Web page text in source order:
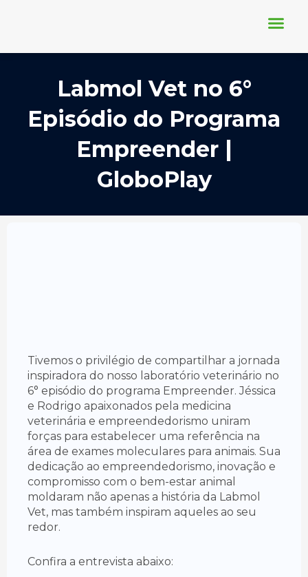
conteúdo
Labmol Vet no 6°
Episódio do Programa
Empreender |
GloboPlay
Tivemos o privilégio de compartilhar a jornada
inspiradora do nosso laboratório veterinário no
6° episódio do programa Empreender. Jéssica
e Rodrigo apaixonados pela medicina
veterinária e empreendedorismo uniram
forças para estabelecer uma referência na
área de exames moleculares para animais. Sua
dedicação ao empreendedorismo, inovação e
compromisso com o bem-estar animal
moldaram não apenas a história da Labmol
Vet, mas também inspiram aqueles ao seu
redor.
Confira a entrevista abaixo: